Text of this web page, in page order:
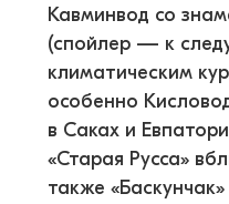
Кавминвод со
(спойлер — к
климатическим
особенно
в Саках и
«Старая Русса»
также